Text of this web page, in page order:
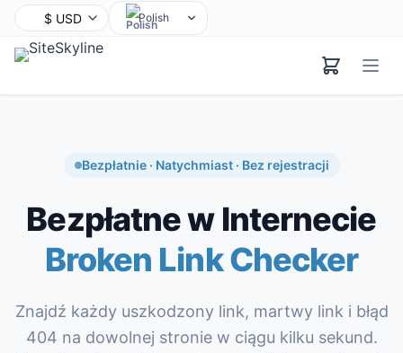
Polish
Bengali
Russian
Indonesian
German
Bezpłatnie · Natychmiast · Bez rejestracji
Bezpłatne w Internecie
Broken Link Checker
Znajdź każdy uszkodzony link, martwy link i błąd
404 na dowolnej stronie w ciągu kilku sekund.